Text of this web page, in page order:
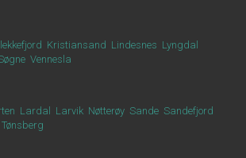
Kristiansand Lindesnes Lyngdal
Vennesla
Lardal Larvik Nøtterøy Sande Sandefjord
Tønsberg